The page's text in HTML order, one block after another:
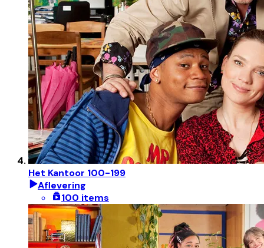
Het Kantoor 100-199
Aflevering
100 items